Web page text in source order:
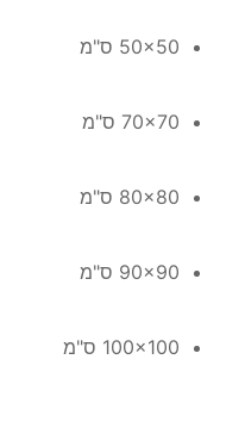
50x50 ס"מ
70x70 ס"מ
80x80 ס"מ
90x90 ס"מ
100x100 ס"מ